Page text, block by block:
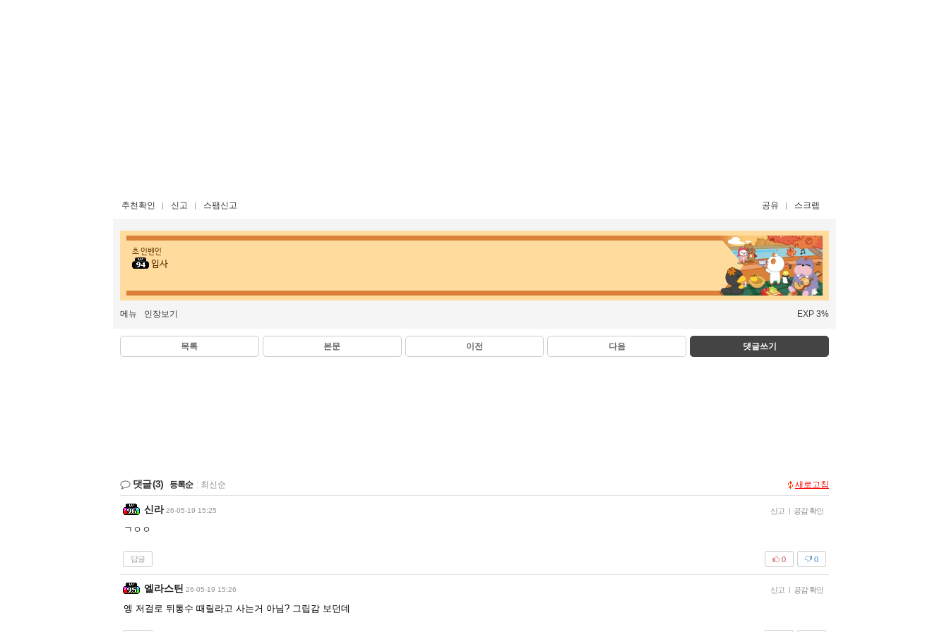
추천확인 신고 스팸신고 공유 스크랩
초 인벤인
입사
메뉴 인장보기 EXP 3%
목록 본문 이전 다음 댓글쓰기
댓글(3) 등록순 최신순 새로고침
신라 26-05-19 15:25 신고 | 공감 확인
ㄱㅇㅇ
답글 0
0
엘라스틴 26-05-19 15:26 신고 | 공감 확인
엥 저걸로 뒤통수 때릴라고 사는거 아님? 그립감 보던데